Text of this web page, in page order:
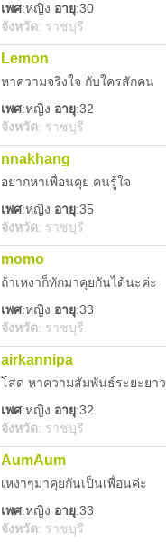
เพศ:หญิง อายุ:30
จังหวัด: ราชบุรี
Lemon
หาความจริงใจ กับใครสักคน
เพศ:หญิง อายุ:32
จังหวัด: ราชบุรี
nnakhang
อยากหาเพื่อนคุย คนรู้ใจ
เพศ:หญิง อายุ:35
จังหวัด: ราชบุรี
momo
ถ้าเหงาก็ทักมาคุยกันได้นะค่ะ
เพศ:หญิง อายุ:33
จังหวัด: ราชบุรี
airkannipa
โสด หาความสัมพันธ์ระยะยาว
เพศ:หญิง อายุ:32
จังหวัด: ราชบุรี
AumAum
เหงาๆมาคุยกันเป็นเพื่อนค่ะ
เพศ:หญิง อายุ:33
จังหวัด: ราชบุรี